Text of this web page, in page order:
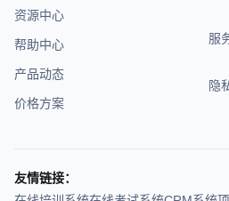
资源中心
帮助中心
产品动态
价格方案
服
隐
友情链接：